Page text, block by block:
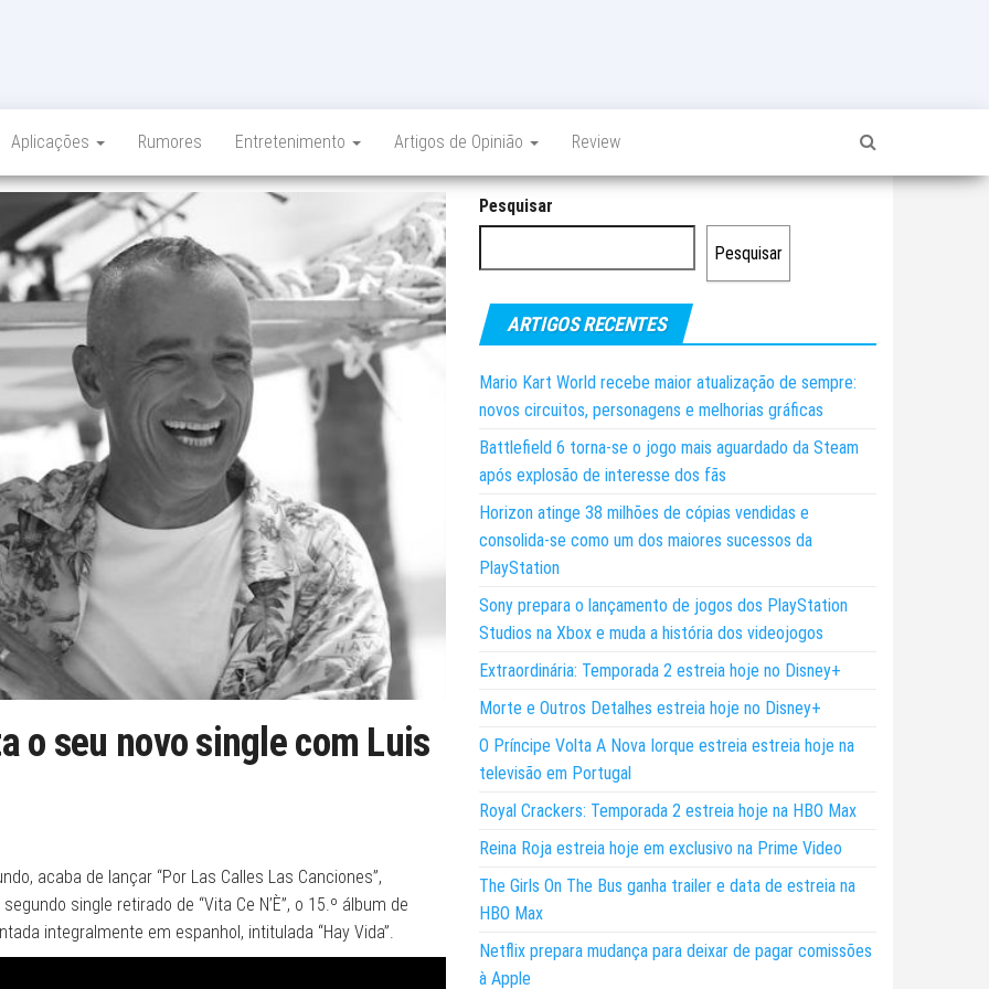
Aplicações Rumores Entretenimento Artigos de Opinião Review
o seu novo single com Luis
acaba de lançar “Por Las Calles Las Canciones”,
single retirado de “Vita Ce N’È”, o 15.º álbum de
integralmente em espanhol, intitulada “Hay Vida”.
Pesquisar
Pesquisar
ARTIGOS RECENTES
Mario Kart World recebe maior atualização de sempre:
novos circuitos, personagens e melhorias gráficas
Battlefield 6 torna-se o jogo mais aguardado da Steam
após explosão de interesse dos fãs
Horizon atinge 38 milhões de cópias vendidas e
consolida-se como um dos maiores sucessos da
PlayStation
Sony prepara o lançamento de jogos dos PlayStation
Studios na Xbox e muda a história dos videojogos
Extraordinária: Temporada 2 estreia hoje no Disney+
Morte e Outros Detalhes estreia hoje no Disney+
O Príncipe Volta A Nova Iorque estreia estreia hoje na
televisão em Portugal
Royal Crackers: Temporada 2 estreia hoje na HBO Max
Reina Roja estreia hoje em exclusivo na Prime Video
The Girls On The Bus ganha trailer e data de estreia na
HBO Max
Netflix prepara mudança para deixar de pagar comissões
à Apple